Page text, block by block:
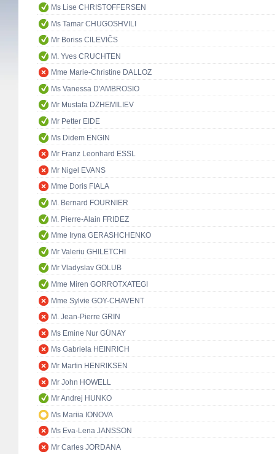
Ms Lise CHRISTOFFERSEN
Ms Tamar CHUGOSHVILI
Mr Boriss CILEVIČS
M. Yves CRUCHTEN
Mme Marie-Christine DALLOZ
Ms Vanessa D'AMBROSIO
Mr Mustafa DZHEMILIEV
Mr Petter EIDE
Ms Didem ENGIN
Mr Franz Leonhard ESSL
Mr Nigel EVANS
Mme Doris FIALA
M. Bernard FOURNIER
M. Pierre-Alain FRIDEZ
Mme Iryna GERASHCHENKO
Mr Valeriu GHILETCHI
Mr Vladyslav GOLUB
Mme Miren GORROTXATEGI
Mme Sylvie GOY-CHAVENT
M. Jean-Pierre GRIN
Ms Emine Nur GÜNAY
Ms Gabriela HEINRICH
Mr Martin HENRIKSEN
Mr John HOWELL
Mr Andrej HUNKO
Ms Mariia IONOVA
Ms Eva-Lena JANSSON
Mr Carles JORDANA